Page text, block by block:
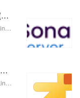
SonarQube Server 2025 Release 5 (macOS, Linux, Windows) - 代码质量、安全与静态分析工具
SonarQube Server 2025 Release 5 (macOS, Linux, Windows) - 代码质量、安全与静态分析工具
VMware Remote Console 13.0.0 for macOS, Linux, Windows - vSphere 虚拟机控制台的桌面客户端
VMware Remote Console 13.0.0 for macOS, Linux, Windows - vSphere 虚拟机控制台的桌面客户端